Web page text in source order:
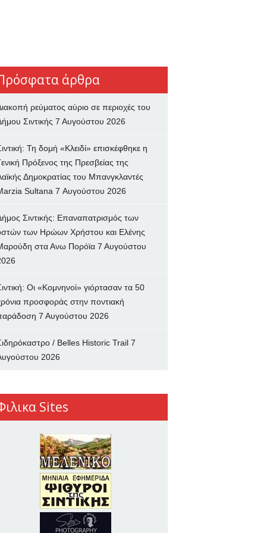
άρθρα
ρεύματος αύριο σε περιοχές του
Σιντικής 7 Αυγούστου 2026
Τη δομή «Κλειδί» επισκέφθηκε η
Πρόξενος της Πρεσβείας της
Δημοκρατίας του Μπανγκλαντές
Sultana 7 Αυγούστου 2026
Σιντικής: Επαναπατρισμός των
των Ηρώων Χρήστου και Ελένης
στα Ανω Πορόϊα 7 Αυγούστου
Οι «Κομνηνοί» γιόρτασαν τα 50
προσφοράς στην ποντιακή
7 Αυγούστου 2026
/ Belles Historic Trail 7
2026
Sites